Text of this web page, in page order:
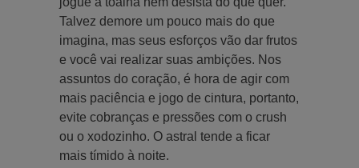
Talvez demore um pouco mais do que
imagina, mas seus esforços vão dar frutos
e você vai realizar suas ambições. Nos
assuntos do coração, é hora de agir com
mais paciência e jogo de cintura, portanto,
evite cobranças e pressões com o crush
ou o xodozinho. O astral tende a ficar
mais tímido à noite.